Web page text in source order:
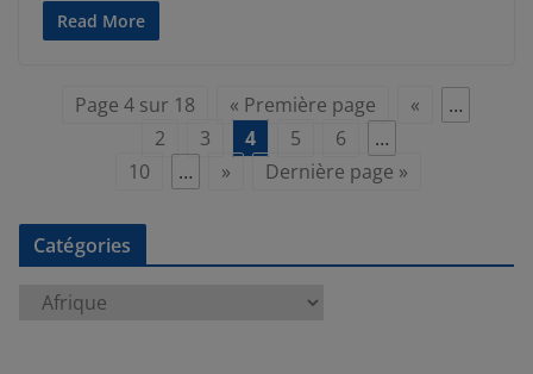
Read More
Page 4 sur 18 « Première page «
…
2
3 4 5 6
…
10
… » Dernière page »
Catégories